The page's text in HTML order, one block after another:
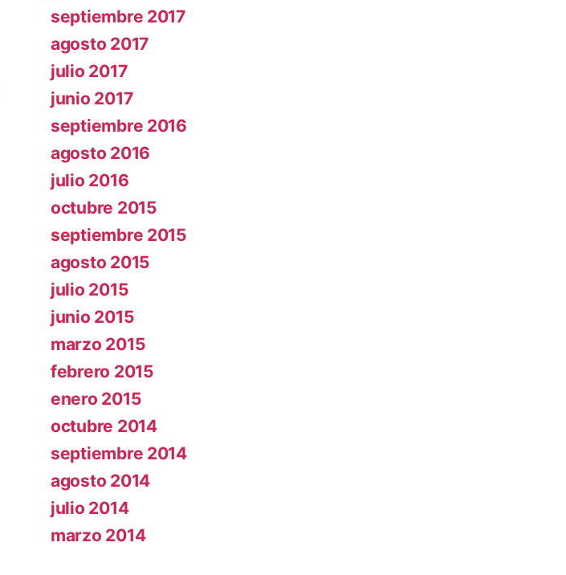
septiembre 2017
agosto 2017
julio 2017
junio 2017
septiembre 2016
agosto 2016
julio 2016
octubre 2015
septiembre 2015
agosto 2015
julio 2015
junio 2015
marzo 2015
febrero 2015
enero 2015
octubre 2014
septiembre 2014
agosto 2014
julio 2014
marzo 2014